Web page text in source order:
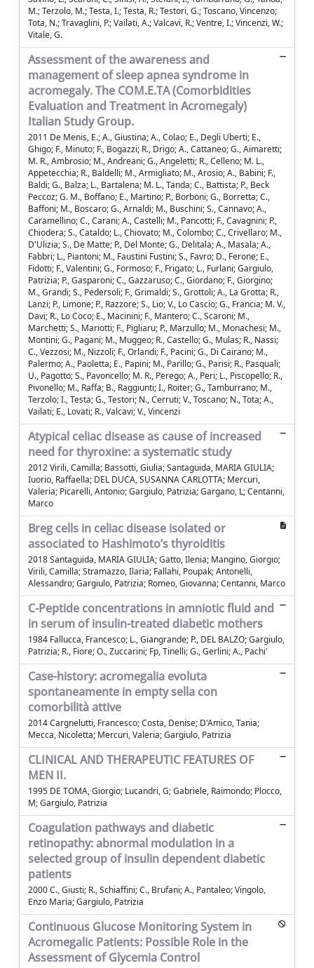
M.; Terzolo, M.; Testa, I.; Testa, R.; Testori, G.; Toscano, Vincenzo;
Tota, N.; Travaglini, P.; Vailati, A.; Valcavi, R.; Ventre, I.; Vincenzi, W.;
Vitale, G.
Assessment of the awareness and
management of sleep apnea syndrome in
acromegaly. The COM.E.TA (Comorbidities
Evaluation and Treatment in Acromegaly)
Italian Study Group.
2011 De Menis, E.; A., Giustina; A., Colao; E., Degli Uberti; E.,
Ghigo; F., Minuto; F., Bogazzi; R., Drigo; A., Cattaneo; G., Aimaretti;
M. R., Ambrosio; M., Andreani; G., Angeletti; R., Celleno; M. L.,
Appetecchia; R., Baldelli; M., Armigliato; M., Arosio; A., Babini; F.,
Baldi; G., Balza; L., Bartalena; M. L., Tanda; C., Battista; P., Beck
Peccoz; G. M., Boffano; E., Martino; P., Borboni; G., Borretta; C.,
Baffoni; M., Boscaro; G., Arnaldi; M., Buschini; S., Cannavo; A.,
Caramellino; C., Carani; A., Castelli; M., Pancotti; F., Cavagnini; P.,
Chiodera; S., Cataldo; L., Chiovato; M., Colombo; C., Crivellaro; M.,
D'Ulizia; S., De Matte; P., Del Monte; G., Delitala; A., Masala; A.,
Fabbri; L., Piantoni; M., Faustini Fustini; S., Favro; D., Ferone; E.,
Fidotti; F., Valentini; G., Formoso; F., Frigato; L., Furlani; Gargiulo,
Patrizia; P., Gasparoni; C., Gazzaruso; C., Giordano; F., Giorgino;
M., Grandi; S., Pedersoli; F., Grimaldi; S., Grottoli; A., La Grotta; R.,
Lanzi; P., Limone; P., Razzore; S., Lio; V., Lo Cascio; G., Francia; M. V.,
Davi; R., Lo Coco; E., Macinini; F., Mantero; C., Scaroni; M.,
Marchetti; S., Mariotti; F., Pigliaru; P., Marzullo; M., Monachesi; M.,
Montini; G., Pagani; M., Muggeo; R., Castello; G., Mulas; R., Nassi;
C., Vezzosi; M., Nizzoli; F., Orlandi; F., Pacini; G., Di Cairano; M.,
Palermo; A., Paoletta; E., Papini; M., Parillo; G., Parisi; R., Pasquali;
U., Pagotto; S., Pavoncello; M. R., Perego; A., Peri; L., Piscopello; R.,
Pivonello; M., Raffa; B., Raggiunti; I., Roiter; G., Tamburrano; M.,
Terzolo; I., Testa; G., Testori; N., Cerruti; V., Toscano; N., Tota; A.,
Vailati; E., Lovati; R., Valcavi; V., Vincenzi
Atypical celiac disease as cause of increased
need for thyroxine: a systematic study
2012 Virili, Camilla; Bassotti, Giulia; Santaguida, MARIA GIULIA;
Iuorio, Raffaella; DEL DUCA, SUSANNA CARLOTTA; Mercuri,
Valeria; Picarelli, Antonio; Gargiulo, Patrizia; Gargano, L; Centanni,
Marco
Breg cells in celiac disease isolated or
associated to Hashimoto’s thyroiditis
2018 Santaguida, MARIA GIULIA; Gatto, Ilenia; Mangino, Giorgio;
Virili, Camilla; Stramazzo, Ilaria; Fallahi, Poupak; Antonelli,
Alessandro; Gargiulo, Patrizia; Romeo, Giovanna; Centanni, Marco
C-Peptide concentrations in amniotic fluid and
in serum of insulin-treated diabetic mothers
1984 Fallucca, Francesco; L., Giangrande; P., DEL BALZO; Gargiulo,
Patrizia; R., Fiore; O., Zuccarini; Fp, Tinelli; G., Gerlini; A., Pachi'
Case-history: acromegalia evoluta
spontaneamente in empty sella con
comorbilità attive
2014 Cargnelutti, Francesco; Costa, Denise; D'Amico, Tania;
Mecca, Nicoletta; Mercuri, Valeria; Gargiulo, Patrizia
CLINICAL AND THERAPEUTIC FEATURES OF
MEN II.
1995 DE TOMA, Giorgio; Lucandri, G; Gabriele, Raimondo; Plocco,
M; Gargiulo, Patrizia
Coagulation pathways and diabetic
retinopathy: abnormal modulation in a
selected group of insulin dependent diabetic
patients
2000 C., Giusti; R., Schiaffini; C., Brufani; A., Pantaleo; Vingolo,
Enzo Maria; Gargiulo, Patrizia
Continuous Glucose Monitoring System in
Acromegalic Patients: Possible Role in the
Assessment of Glycemia Control